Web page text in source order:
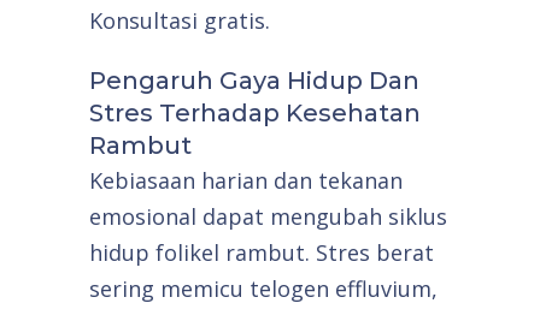
Konsultasi gratis.
Pengaruh Gaya Hidup Dan
Stres Terhadap Kesehatan
Rambut
Kebiasaan harian dan tekanan
emosional dapat mengubah siklus
hidup folikel rambut. Stres berat
sering memicu telogen effluvium,